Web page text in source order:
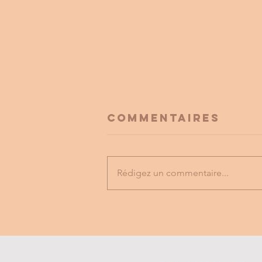
MUSICAL
Commentaires
Rédigez un commentaire...